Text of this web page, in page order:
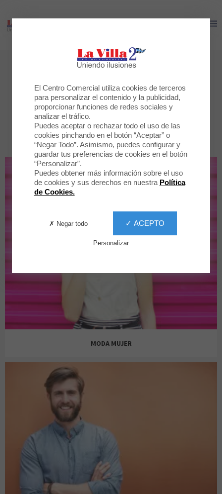
LA VILLA 2
Tiendas
Todas las tiendas
POR CATEGORÍA
MODA MUJER
El Centro Comercial utiliza cookies de terceros
para personalizar el contenido y la publicidad,
proporcionar funciones de redes sociales y
analizar el tráfico.
Puedes aceptar o rechazar todo el uso de las
cookies pinchando en el botón “Aceptar” o
“Negar Todo”. Asimismo, puedes configurar y
guardar tus preferencias de cookies en el botón
“Personalizar”.
Puedes obtener más información sobre el uso
de cookies y sus derechos en nuestra Política
de Cookies.
✓ ACEPTO
✗ Negar todo
Personalizar